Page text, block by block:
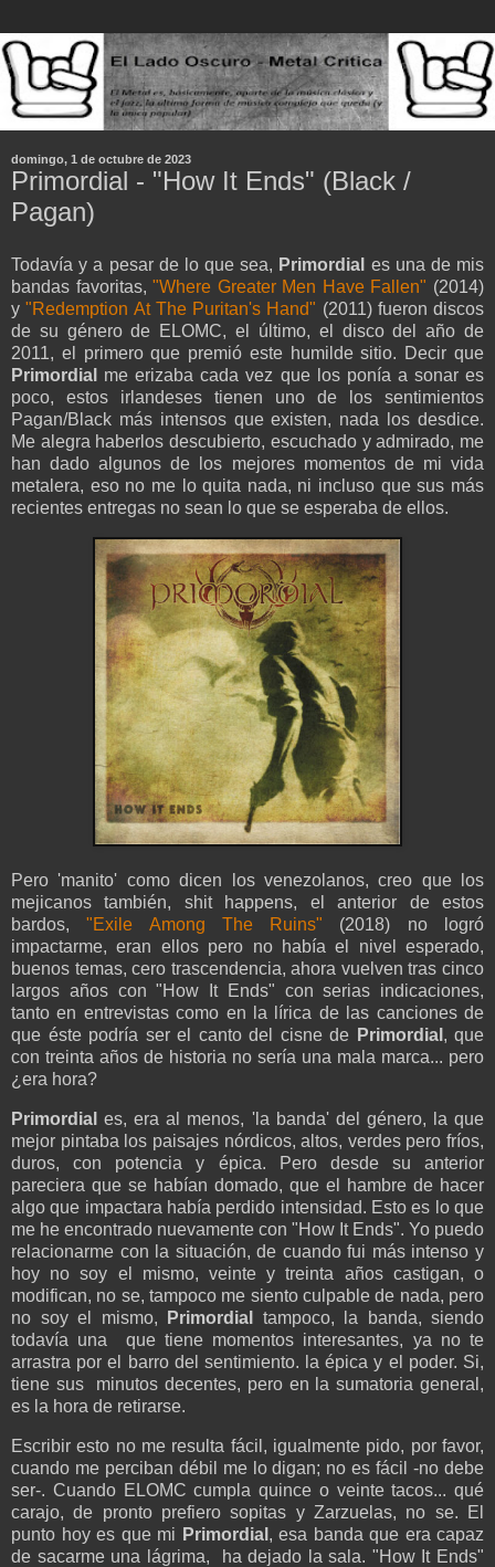
domingo, 1 de octubre de 2023
Primordial - "How It Ends" (Black /
Pagan)
Todavía y a pesar de lo que sea, Primordial es una de mis
bandas favoritas,"Where Greater Men Have Fallen" (2014)
y"Redemption At The Puritan's Hand" (2011) fueron discos
de su género de ELOMC, el último, el disco del año de
2011, el primero que premió este humilde sitio. Decir que
Primordial
me erizaba cada vez que los ponía a sonar es
poco, estos irlandeses tienen uno de los sentimientos
Pagan/Black más intensos que existen, nada los desdice.
Me alegra haberlos descubierto, escuchado y admirado, me
han dado algunos de los mejores momentos de mi vida
metalera, eso no me lo quita nada, ni incluso que sus más
recientes entregas no sean lo que se esperaba de ellos.
Pero 'manito' como dicen los venezolanos, creo que los
mejicanos también, shit happens, el anterior de estos
bardos, "Exile Among The Ruins" (2018) no logró
impactarme, eran ellos pero no había el nivel esperado,
buenos temas, cero trascendencia, ahora vuelven tras cinco
largos años con "How It Ends" con serias indicaciones,
tanto en entrevistas como en la lírica de las canciones de
que éste podría ser el canto del cisne de Primordial , que
con treinta años de historia no sería una mala marca... pero
¿era hora?
Primordial es, era al menos, 'la banda' del género, la que
mejor pintaba los paisajes nórdicos, altos, verdes pero fríos,
duros, con potencia y épica. Pero desde su anterior
pareciera que se habían domado, que el hambre de hacer
algo que impactara había perdido intensidad. Esto es lo que
me he encontrado nuevamente con "How It Ends". Yo puedo
relacionarme con la situación, de cuando fui más intenso y
hoy no soy el mismo, veinte y treinta años castigan, o
modifican, no se, tampoco me siento culpable de nada, pero
no soy el mismo,
Primordial
tampoco, la banda, siendo
todavía una que tiene momentos interesantes, ya no te
arrastra por el barro del sentimiento. la épica y el poder. Si,
tiene sus minutos decentes, pero en la sumatoria general,
es la hora de retirarse.
Escribir esto no me resulta fácil, igualmente pido, por favor,
cuando me perciban débil me lo digan; no es fácil -no debe
ser-. Cuando ELOMC cumpla quince o veinte tacos... qué
carajo, de pronto prefiero sopitas y Zarzuelas, no se. El
punto hoy es que mi Primordial , esa banda que era capaz
de sacarme una lágrima, ha dejado la sala. "How It Ends"